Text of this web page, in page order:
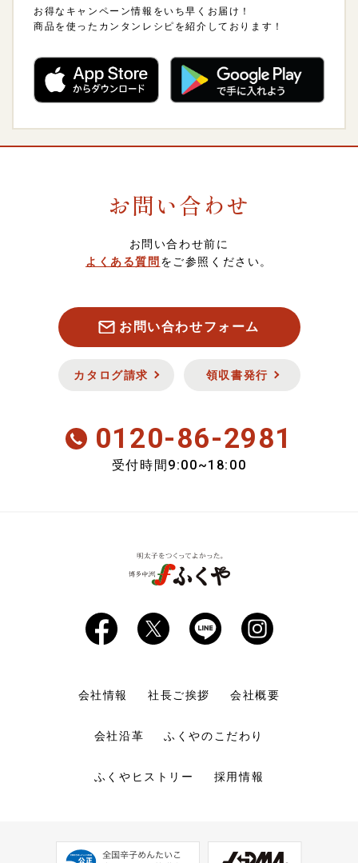
この条件で絞り込む
リセット
ギフトセット
ご飯のおとも
菓子・フルーツ
酒類・飲料品
会員のみ特別送料
3,000～3,999円
4,000～4,999円
7,000～7,999円
8,000円以上
配送方法・送料について
熨斗（のし）・包装について
スマート便（ソーシャルギフト）について
定期・頒布会注文について
キャンセル・返品について
海外発送について
卸販売について
お得なキャンペーン情報をいち早くお届け！
商品を使ったカンタンレシピを紹介しております！
お問い合わせ
お問い合わせ前に
よくある質問 をご参照ください。
お問い合わせフォーム
カタログ請求 領収書発行
0120-86-2981
受付時間 9:00~18:00
会社情報 社長ご挨拶 会社概要
会社沿革 ふくやのこだわり
ふくやヒストリー 採用情報